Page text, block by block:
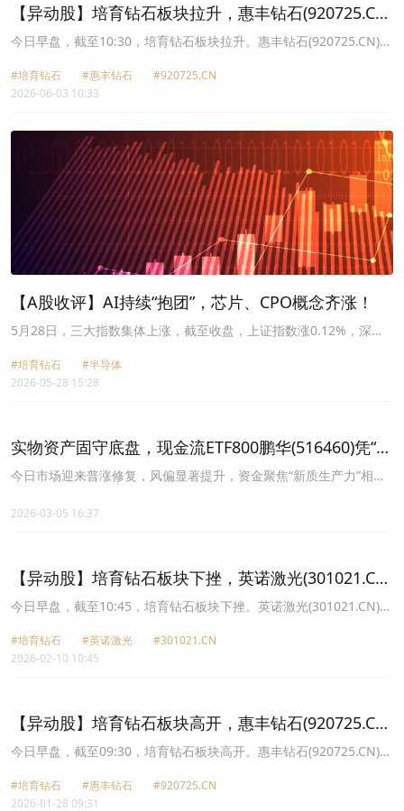
【异动股】培育钻石板块拉升，惠丰钻石(920725.CN)
涨17.88%
今日早盘，截至10:30，培育钻石板块拉升。惠丰钻石(920725.CN)涨
机精工(002046.CN)涨10.00%报56.98元，黄河旋风(600172.CN)涨
10.00%报15.29元，力量钻石(301071.CN)涨9.48%报83.0元，四方
100.09元，中兵红箭(000519.CN)涨4.79%报20.36元。
#培育钻石 #惠丰钻石
#920725.CN
2026-06-03 10:33
【A股收评】AI持续“抱团”，芯片、CPO概念齐涨！
5月28日，三大指数集体上涨，截至收盘，上证指数涨0.12%，深证
只股票飘红，两市成交额约2.97万亿元。
#培育钻石
#半导体
2026-05-28 15:28
实物资产固守底盘，现金流ETF800鹏华(516460)凭“业
绩韧性+低估值”对抗风格摆动
今日市场迎来普涨修复，风偏显著提升，资金聚焦“新质生产力”相关
脑机接口、培育钻石、半导体、AI眼镜板块涨幅居前。
2026-03-05 16:37
【异动股】培育钻石板块下挫，英诺激光(301021.CN)
跌4.57%
今日早盘，截至10:45，培育钻石板块下挫。英诺激光(301021.CN)跌
电(300316.CN)跌2.84%报55.08元，*ST亚振(603389.CN)跌2.37%报
43.62元，惠丰钻石(920725.CN)跌2.14%报34.75元，曼卡龙
#培育钻石 #英诺激光
#301021.CN
2026-02-10 10:45
【异动股】培育钻石板块高开，惠丰钻石(920725.CN)
涨13.12%
今日早盘，截至09:30，培育钻石板块高开。惠丰钻石(920725.CN)涨
黄金(600916.CN)涨10.04%报12.27元，力量钻石(301071.CN)涨
7.03%报45.8元，中兵红箭(000519.CN)涨5.09%报20.65元，国机精
#培育钻石 #惠丰钻石
#920725.CN
2026-01-28 09:31